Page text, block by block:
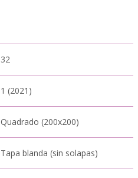
32
1 (2021)
Quadrado (200x200)
Tapa blanda (sin solapas)